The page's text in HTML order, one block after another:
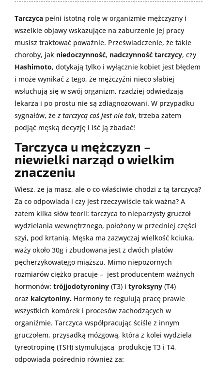
Tarczyca pełni istotną rolę w organizmie mężczyzny i
wszelkie objawy wskazujące na zaburzenie jej pracy
musisz traktować poważnie. Przeświadczenie, że takie
choroby, jak niedoczynność, nadczynność tarczycy, czy
Hashimoto, dotykają tylko i wyłącznie kobiet jest błędem
i może wynikać z tego, że mężczyźni nieco słabiej
wsłuchują się w swój organizm, rzadziej odwiedzają
lekarza i po prostu nie są zdiagnozowani. W przypadku
sygnałów, żez tarczycą coś jest nie tak, trzeba zatem
podjąć męską decyzję i iść ją zbadać!
Tarczyca u mężczyzn –
niewielki narząd o wielkim
znaczeniu
Wiesz, że ją masz, ale o co właściwie chodzi z tą tarczycą?
Za co odpowiada i czy jest rzeczywiście tak ważna? A
zatem kilka słów teorii: tarczyca to nieparzysty gruczoł
wydzielania wewnętrznego, położony w przedniej części
szyi, pod krtanią. Męska ma zazwyczaj wielkość kciuka,
waży około 30g i zbudowana jest z dwóch płatów
pęcherzykowatego miąższu. Mimo niepozornych
rozmiarów ciężko pracuje – jest producentem ważnych
hormonów: trójjodotyroniny (T3) i tyroksyny (T4)
oraz kalcytoniny. Hormony te regulują pracę prawie
wszystkich komórek i procesów zachodzących w
organiźmie. Tarczyca współpracując ściśle z innym
gruczołem, przysadką mózgową, która z kolei wydziela
tyreotropinę (TSH) stymulującą produkcję T3 i T4,
odpowiada pośrednio również za: